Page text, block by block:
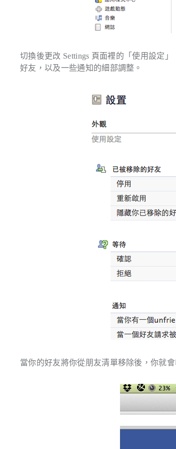
切換後更改 Settings 頁面裡的「使用設定
好友，以及一些通知的細部調整。
當你的好友將你從朋友清單移除後，你就